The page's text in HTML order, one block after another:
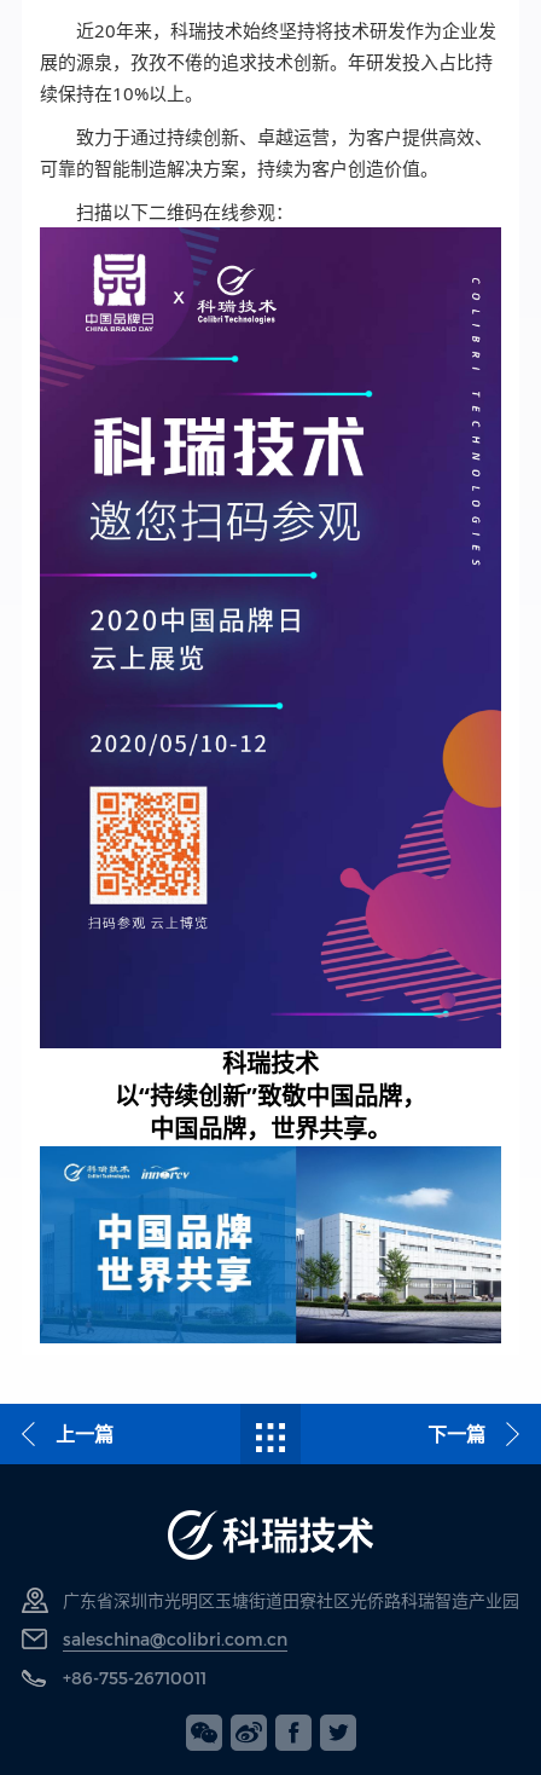
近20年来，科瑞技术始终坚持将技术研发作为企业发
展的源泉，孜孜不倦的追求技术创新。年研发投入占比持
续保持在10%以上。
致力于通过持续创新、卓越运营，为客户提供高效、
可靠的智能制造解决方案，持续为客户创造价值。
扫描以下二维码在线参观：
科瑞技术
以“持续创新”致敬中国品牌，
中国品牌，世界共享。
上一篇 下一篇
广东省深圳市光明区玉塘街道田寮社区光侨路科瑞智造产业园
saleschina@colibri.com.cn
+86-755-26710011